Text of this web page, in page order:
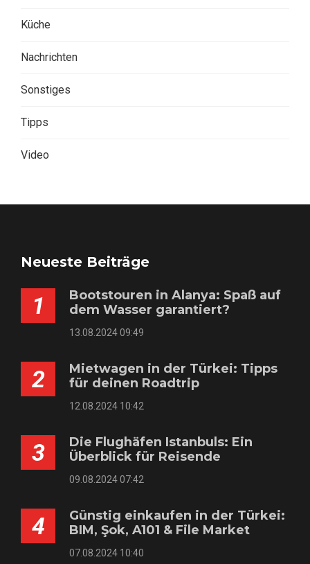
Küche
Nachrichten
Sonstiges
Tipps
Video
Neueste Beiträge
1
Bootstouren in Alanya: Spaß auf
dem Wasser garantiert?
13.08.2024 09:49
2
Mietwagen in der Türkei: Tipps
für deinen Roadtrip
12.08.2024 10:42
3
Die Flughäfen Istanbuls: Ein
Überblick für Reisende
09.08.2024 07:42
4
Günstig einkaufen in der Türkei:
BIM, Şok, A101 & File Market
07.08.2024 10:40